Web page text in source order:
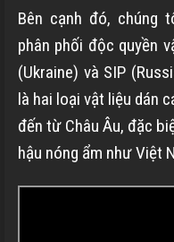
Bên cạnh đó, chúng
phân phối độc quyền
(Ukraine) và SIP
là hai loại vật liệu dán
đến từ Châu Âu, đặc
hậu nóng ẩm như Việt